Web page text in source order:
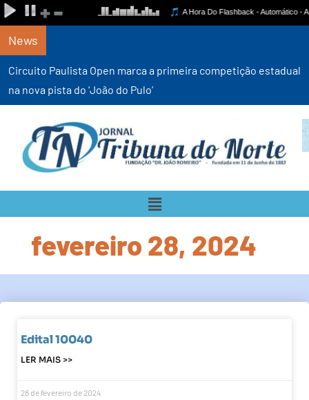
News
Circuito Paulista Open marca a primeira competição estadual
na nova pista do ‘João do Pulo’
fevereiro 28, 2024
Edital 10040
LER MAIS >>
28 de fevereiro de 2024